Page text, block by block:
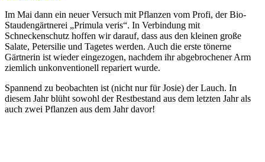
Im Mai dann ein neuer Versuch mit Pflanzen vom Profi, der Bio-
Staudengärtnerei „Primula veris“. In Verbindung mit
Schneckenschutz hoffen wir darauf, dass aus den kleinen große
Salate, Petersilie und Tagetes werden. Auch die erste tönerne
Gärtnerin ist wieder eingezogen, nachdem ihr abgebrochener Arm
ziemlich unkonventionell repariert wurde.
Spannend zu beobachten ist (nicht nur für Josie) der Lauch. In
diesem Jahr blüht sowohl der Restbestand aus dem letzten Jahr als
auch zwei Pflanzen aus dem Jahr davor!